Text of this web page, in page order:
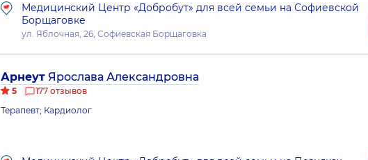
Медицинский Центр «Добробут» для всей семьи на Софиевской
Борщаговке
ул. Яблочная, 26, Софиевская Борщаговка
Арнеут Ярослава Александровна
5
177 отзывов
Терапевт; Кардиолог